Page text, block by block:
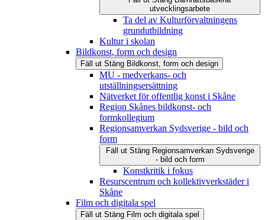
utvecklingsarbete
Ta del av Kulturförvaltningens
grundutbildning
Kultur i skolan
Bildkonst, form och design
Fäll ut Stäng Bildkonst, form och design
MU - medverkans- och
utställningsersättning
Nätverket för offentlig konst i Skåne
Region Skånes bildkonst- och
formkollegium
Regionsamverkan Sydsverige - bild och
form
Fäll ut Stäng Regionsamverkan Sydsverige
- bild och form
Konstkritik i fokus
Resurscentrum och kollektivverkstäder i
Skåne
Film och digitala spel
Fäll ut Stäng Film och digitala spel